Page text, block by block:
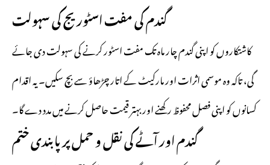
گندم کی مفت اسٹوریج کی سہولت
کاشتکاروں کو اپنی گندم چار ماہ تک مفت اسٹور کرنے کی سہولت دی جائے
گی، تاکہ وہ موسمی اثرات اور مارکیٹ کے اتار چڑھاؤ سے بچ سکیں۔ یہ اقدام
کسانوں کو اپنی فصل محفوظ رکھنے اور بہتر قیمت حاصل کرنے میں مدد دے گا۔
گندم اور آٹے کی نقل و حمل پر پابندی ختم